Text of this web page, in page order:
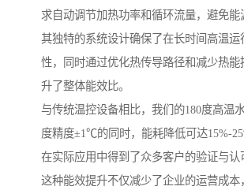
求自动调节加热功率和循环流量，避免能
其独特的系统设计确保了在长时间高温运
性，同时通过优化热传导路径和减少热能
升了整体能效比。
与传统温控设备相比，我们的180度高温
度精度±1℃的同时，能耗降低可达15%-
在实际应用中得到了众多客户的验证与认
这种能效提升不仅减少了企业的运营成本